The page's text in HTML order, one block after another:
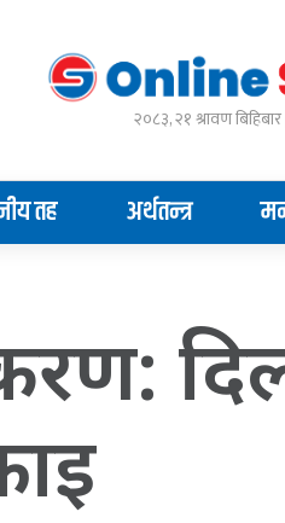
२०८३, २१ श्रावण
तह अर्थतन्त्र